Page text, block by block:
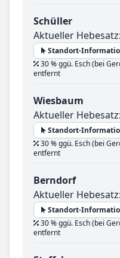
Schüller
Aktueller
Standort-
30 % ggü. Esch (bei
entfernt
Wiesbaum
Aktueller
Standort-
30 % ggü. Esch (bei
entfernt
Berndorf
Aktueller
Standort-
30 % ggü. Esch (bei
entfernt